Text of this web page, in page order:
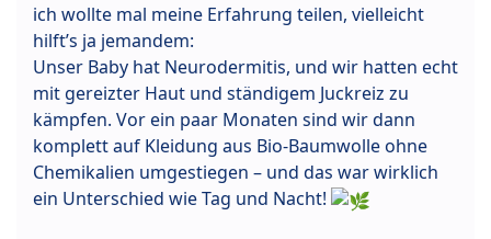
ich wollte mal meine Erfahrung teilen, vielleicht
hilft’s ja jemandem:
Unser Baby hat Neurodermitis, und wir hatten echt
mit gereizter Haut und ständigem Juckreiz zu
kämpfen. Vor ein paar Monaten sind wir dann
komplett auf Kleidung aus Bio-Baumwolle ohne
Chemikalien umgestiegen – und das war wirklich
ein Unterschied wie Tag und Nacht!